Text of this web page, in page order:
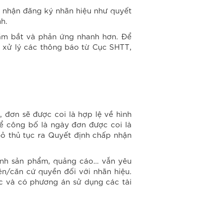
đăng ký nhãn hiệu như quyết
bắt và phản ứng nhanh hơn. Để
lý các thông báo từ Cục SHTT,
đơn sẽ được coi là hợp lệ về hình
công bố là ngày đơn được coi là
thủ tục ra Quyết định chấp nhận
sản phẩm, quảng cáo… vẫn yêu
căn cứ quyền đối với nhãn hiệu.
và có phương án sử dụng các tài